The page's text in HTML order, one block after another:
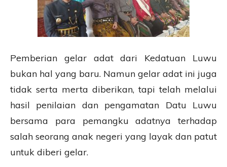
Pemberian gelar adat dari Kedatuan Luwu
bukan hal yang baru. Namun gelar adat ini juga
tidak serta merta diberikan, tapi telah melalui
hasil penilaian dan pengamatan Datu Luwu
bersama para pemangku adatnya terhadap
salah seorang anak negeri yang layak dan patut
untuk diberi gelar.